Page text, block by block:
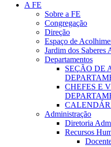
A FE
Sobre a FE
Congregação
Direção
Espaço de
Jardim dos Saberes
Departamentos
SEÇÃO DE
CHEFES E
Administração
Diretoria
Recursos